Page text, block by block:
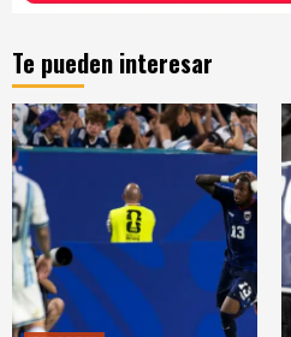
Te pueden interesar